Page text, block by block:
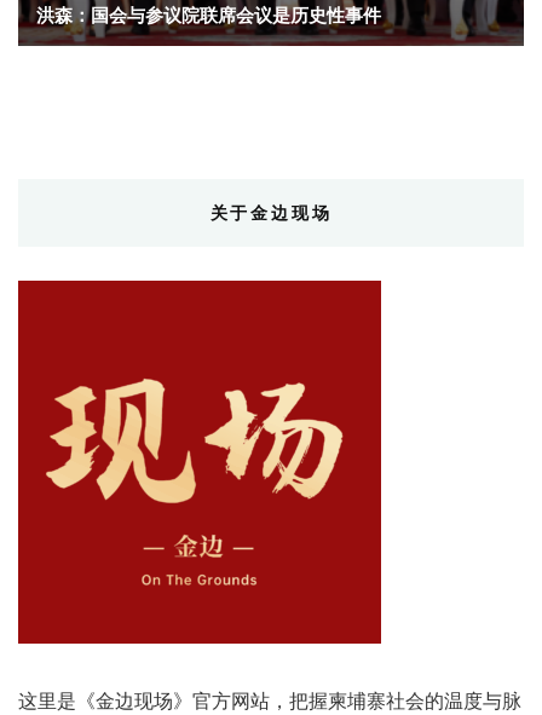
洪森：国会与参议院联席会议是历史性事件
关于金边现场
这里是《金边现场》官方网站，把握柬埔寨社会的温度与脉